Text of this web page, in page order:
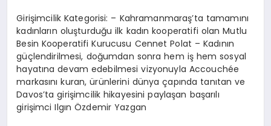
Girişimcilik Kategorisi: – Kahramanmaraş’ta tamamını
kadınların oluşturduğu ilk kadın kooperatifi olan Mutlu
Besin Kooperatifi Kurucusu Cennet Polat – Kadının
güçlendirilmesi, doğumdan sonra hem iş hem sosyal
hayatına devam edebilmesi vizyonuyla Accouchée
markasını kuran, ürünlerini dünya çapında tanıtan ve
Davos’ta girişimcilik hikayesini paylaşan başarılı
girişimci Ilgın Özdemir Yazgan